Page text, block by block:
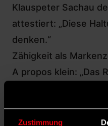
Zustimmung
Klauspeter Sachau
attestiert: „Diese
denken.“
Zähigkeit als
A propos klein: „Das
man denkt“, sagt
einem Bochumer
berüchtigten